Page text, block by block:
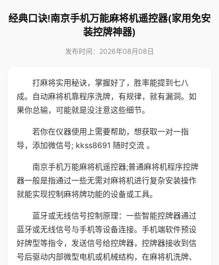
经典口诀!南京手机万能麻将机遥控器(家用免安
装控牌神器)
发布时间：2026年08月08日
打麻将实用秘诀，掌握好了，胜率能提到七八
成。自动麻将机靠程序洗牌，有规律，就有漏洞。如
果你总输，可能就是没注意这些细节。
若你在仪器使用上需要帮助，想获取一对一指
导，添加微信号; kkss8691 随时交流 。
南京手机万能麻将机遥控器;普通麻将机程序控牌
器一般是指通过一些无需对麻将机进行复杂安装操作
就能实现控制麻将牌功能的设备或工具。
蓝牙或无线信号控制原理：一些智能控牌器通过
蓝牙或无线信号与手机等设备连接。手机端软件预设
好牌型等指令，发送信号给控牌器，控牌器接收到信
号后驱动内部微型电机或机械结构，在麻将机洗牌、